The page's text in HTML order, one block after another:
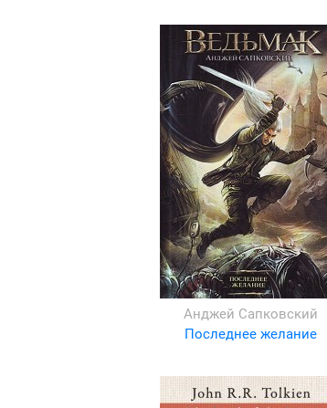
Анджей Сапковский
Последнее желание